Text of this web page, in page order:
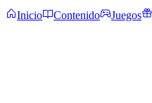
Inicio Contenido Juegos